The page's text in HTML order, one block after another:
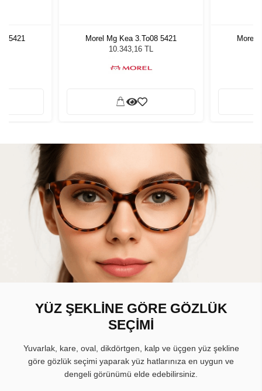
5421
Morel Mg Kea 3.To08 5421
10.343,16 TL
Morel
YÜZ ŞEKLİNE GÖRE GÖZLÜK
SEÇİMİ
Yuvarlak, kare, oval, dikdörtgen, kalp ve üçgen yüz şekline
göre gözlük seçimi yaparak yüz hatlarınıza en uygun ve
dengeli görünümü elde edebilirsiniz.